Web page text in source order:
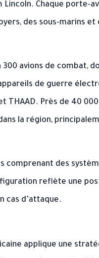
Lincoln. Chaque porte-
des sous-marins et
avions de combat,
de guerre
THAAD. Près de 40
la région,
comprenant des
reflète une
cas d’attaque.
applique une